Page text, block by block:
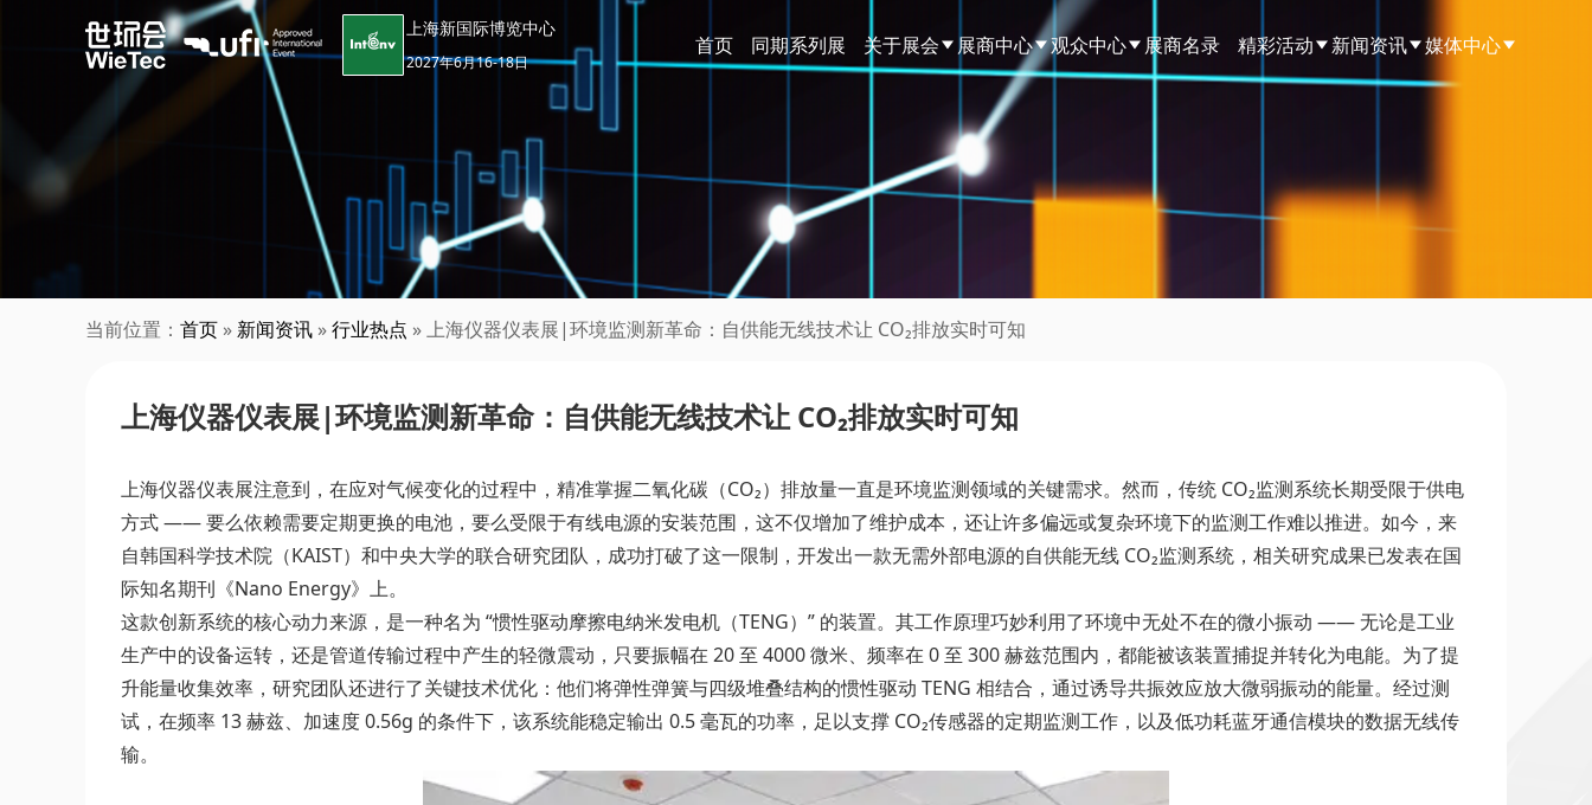
上海新国际博览中心
2027年6月16-18日
首页 同期系列展 关于展会 展商中心 观众中心 展商名录 精彩活动 新闻资讯 媒体中心
当前位置： 首页 » 新闻资讯 »行业热点 » 上海仪器仪表展|环境监测新革命：自供能无线技术让 CO₂排放实时可知
上海仪器仪表展|环境监测新革命：自供能无线技术让 CO₂排放实时可知
上海仪器仪表展注意到，在应对气候变化的过程中，精准掌握二氧化碳（CO₂）排放量一直是环境监测领域的关键需求。然而，传统 CO₂监测系统长期受限于供电
方式 —— 要么依赖需要定期更换的电池，要么受限于有线电源的安装范围，这不仅增加了维护成本，还让许多偏远或复杂环境下的监测工作难以推进。如今，来
自韩国科学技术院（KAIST）和中央大学的联合研究团队，成功打破了这一限制，开发出一款无需外部电源的自供能无线 CO₂监测系统，相关研究成果已发表在国
际知名期刊《Nano Energy》上。
这款创新系统的核心动力来源，是一种名为 “惯性驱动摩擦电纳米发电机（TENG）” 的装置。其工作原理巧妙利用了环境中无处不在的微小振动 —— 无论是工业
生产中的设备运转，还是管道传输过程中产生的轻微震动，只要振幅在 20 至 4000 微米、频率在 0 至 300 赫兹范围内，都能被该装置捕捉并转化为电能。为了提
升能量收集效率，研究团队还进行了关键技术优化：他们将弹性弹簧与四级堆叠结构的惯性驱动 TENG 相结合，通过诱导共振效应放大微弱振动的能量。经过测
试，在频率 13 赫兹、加速度 0.56g 的条件下，该系统能稳定输出 0.5 毫瓦的功率，足以支撑 CO₂传感器的定期监测工作，以及低功耗蓝牙通信模块的数据无线传
输。